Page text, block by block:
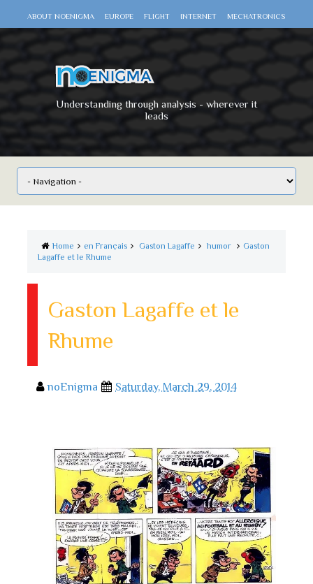
ABOUT NOENIGMA EUROPE FLIGHT INTERNET MECHATRONICS
Understanding through analysis - wherever it
leads
Home en Français Gaston Lagaffe humor
Gaston
Lagaffe et le Rhume
Gaston Lagaffe et le
Rhume
noEnigma Saturday, March 29, 2014